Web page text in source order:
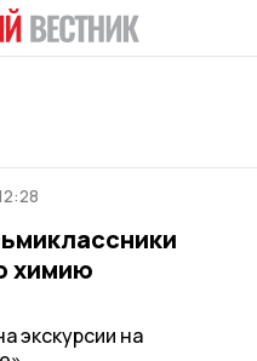
химию
экскурсии на